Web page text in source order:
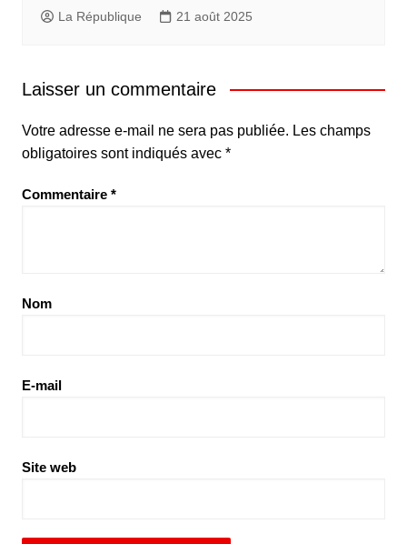
La République 21 août 2025
Laisser un commentaire
Votre adresse e-mail ne sera pas publiée. Les champs
obligatoires sont indiqués avec *
Commentaire *
Nom
E-mail
Site web